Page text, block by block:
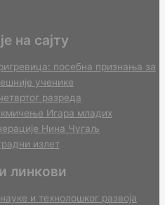
на сајту
посебна признања за
ученике
разреда
Игара младих
Нина Чугаљ
излет
линкови
и технолошког развоја